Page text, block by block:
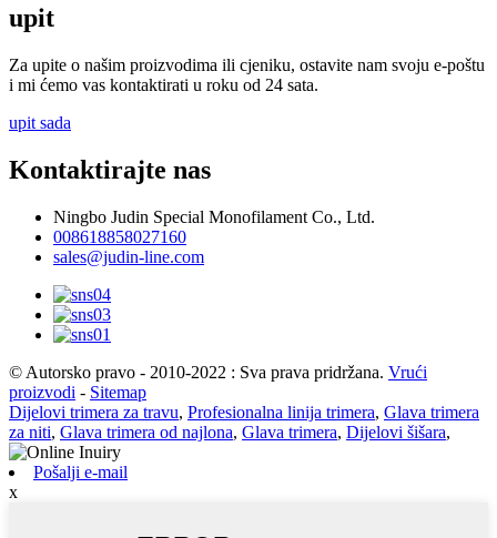
upit
Za upite o našim proizvodima ili cjeniku, ostavite nam svoju e-poštu
i mi ćemo vas kontaktirati u roku od 24 sata.
upit sada
Kontaktirajte nas
Ningbo Judin Special Monofilament Co., Ltd.
008618858027160
sales@judin-line.com
© Autorsko pravo - 2010-2022 : Sva prava pridržana. Vrući
proizvodi - Sitemap
Dijelovi trimera za travu, Profesionalna linija trimera, Glava trimera
za niti, Glava trimera od najlona, Glava trimera, Dijelovi šišara,
Pošalji e-mail
x